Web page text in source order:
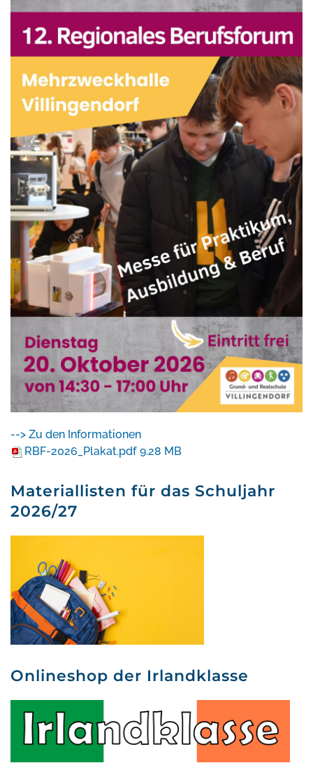
--> Zu den Informationen
RBF-2026_Plakat.pdf 9.28 MB
Materiallisten für das Schuljahr
2026/27
Onlineshop der Irlandklasse